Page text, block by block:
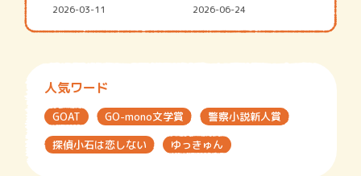
2026-03-11 2026-06-24
人気ワード
GOAT GO-mono文学賞
警察小説新人賞
探偵小石は恋しない
ゆっきゅん